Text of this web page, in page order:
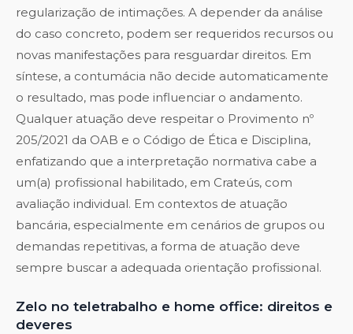
regularização de intimações. A depender da análise
do caso concreto, podem ser requeridos recursos ou
novas manifestações para resguardar direitos. Em
síntese, a contumácia não decide automaticamente
o resultado, mas pode influenciar o andamento.
Qualquer atuação deve respeitar o Provimento nº
205/2021 da OAB e o Código de Ética e Disciplina,
enfatizando que a interpretação normativa cabe a
um(a) profissional habilitado, em Crateús, com
avaliação individual. Em contextos de atuação
bancária, especialmente em cenários de grupos ou
demandas repetitivas, a forma de atuação deve
sempre buscar a adequada orientação profissional.
Zelo no teletrabalho e home office: direitos e
deveres